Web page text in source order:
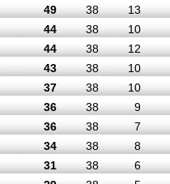
49 38
13
44 38
10
44 38
12
43 38
10
37 38
10
36 38
9
36 38
7
34 38
8
31 38
6